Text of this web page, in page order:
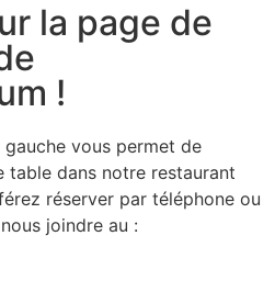
la page de
!
vous permet de
table dans notre restaurant
réserver par téléphone ou
joindre au :